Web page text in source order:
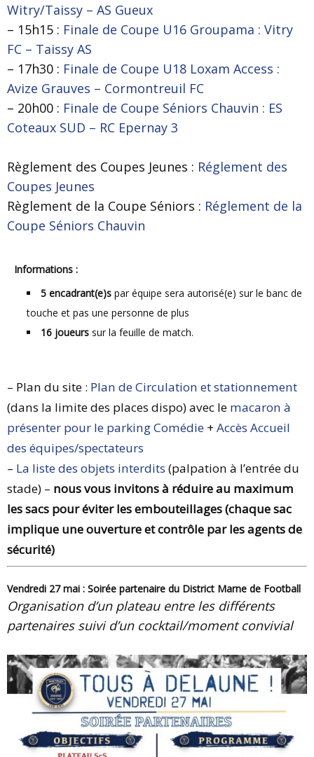
Witry/Taissy – AS Gueux
– 15h15 : Finale de Coupe U16 Groupama : Vitry
FC – Taissy AS
– 17h30 : Finale de Coupe U18 Loxam Access :
Avize Grauves – Cormontreuil FC
– 20h00 : Finale de Coupe Séniors Chauvin : ES
Coteaux SUD – RC Epernay 3
Règlement des Coupes Jeunes : Réglement des
Coupes Jeunes
Règlement de la Coupe Séniors : Réglement de la
Coupe Séniors Chauvin
Informations :
5 encadrant(e)s par équipe sera autorisé(e) sur le banc de
touche et pas une personne de plus
16 joueurs sur la feuille de match.
– Plan du site : Plan de Circulation et stationnement
(dans la limite des places dispo) avec le macaron à
présenter pour le parking Comédie + Accès Accueil
des équipes/spectateurs
– La liste des objets interdits (palpation à l’entrée du
stade) – nous vous invitons à réduire au maximum
les sacs pour éviter les embouteillages (chaque sac
implique une ouverture et contrôle par les agents de
sécurité)
Vendredi 27 mai : Soirée partenaire du District Marne de Football
Organisation d’un plateau entre les différents
partenaires suivi d’un cocktail/moment convivial